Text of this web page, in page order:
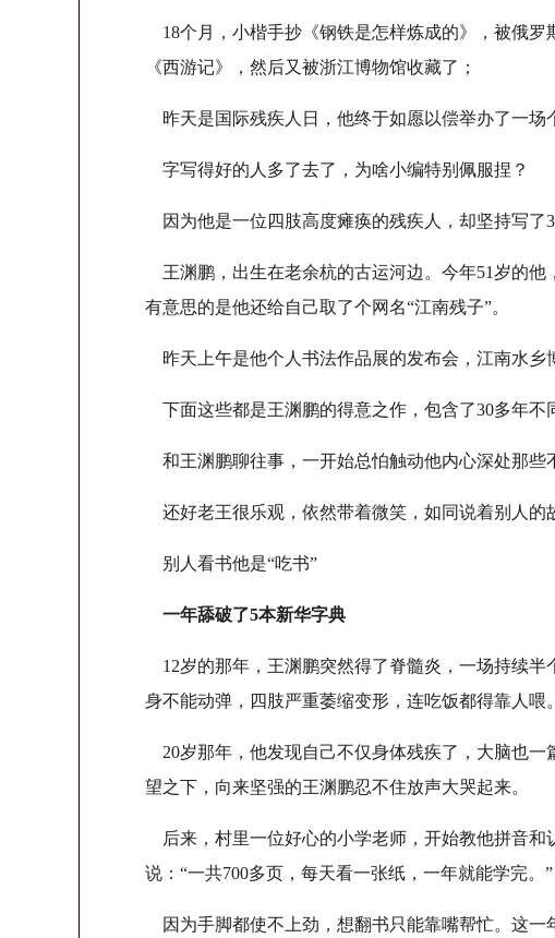
18个月，小楷手抄《钢铁是怎样炼成的》，被俄罗
《西游记》，然后又被浙江博物馆收藏了；
昨天是国际残疾人日，他终于如愿以偿举办了一场
字写得好的人多了去了，为啥小编特别佩服捏？
因为他是一位四肢高度瘫痪的残疾人，却坚持写了
王渊鹏，出生在老余杭的古运河边。今年51岁的他
有意思的是他还给自己取了个网名“江南残子”。
昨天上午是他个人书法作品展的发布会，江南水乡
下面这些都是王渊鹏的得意之作，包含了30多年不
和王渊鹏聊往事，一开始总怕触动他内心深处那些
还好老王很乐观，依然带着微笑，如同说着别人的
别人看书他是“吃书”
一年舔破了5本新华字典
12岁的那年，王渊鹏突然得了脊髓炎，一场持续半
身不能动弹，四肢严重萎缩变形，连吃饭都得靠人喂。
20岁那年，他发现自己不仅身体残疾了，大脑也一
望之下，向来坚强的王渊鹏忍不住放声大哭起来。
后来，村里一位好心的小学老师，开始教他拼音和
说：“一共700多页，每天看一张纸，一年就能学完。”
因为手脚都使不上劲，想翻书只能靠嘴帮忙。这一